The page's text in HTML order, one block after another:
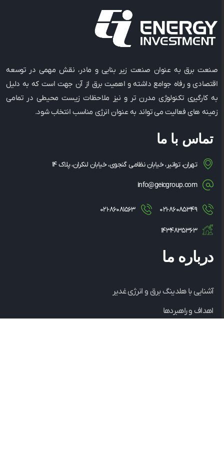
صنعت برق به عنوان صنعت زیر بنایی و مادر، نقش مهمی در توسعه
اقتصادی و رفاه جوامع داشته و اهمیت برق از آن جهت است که به دلیل
به کارگیری تکنولوژی مدرن ‌تر و نیز ملاحظات زیست ‌محیطی در تمامی
زمینه ‌های فعالیت می ‌تواند به عنوان انرژی مناسب انتخاب شود.
تماس با ما
تهران، توانیر، خیابان نظامی گنجوی، خیابان لنکران، پلاک ۱۴
info@geicgroup.com
۰۲۱-۸۶۰۸۵۳۴۹ ۰۲۱-۸۶۰۸۱۵۶۳
۱۴۳۴۸۳۵۳۶۳
درباره ما
آشنایی با هلدینگ برق و انرژی غدیر
اهداف و راهبردها